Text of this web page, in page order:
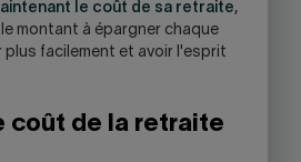
le coût de sa retraite,
montant à épargner chaque
plus facilement et avoir l'esprit
coût de la retraite